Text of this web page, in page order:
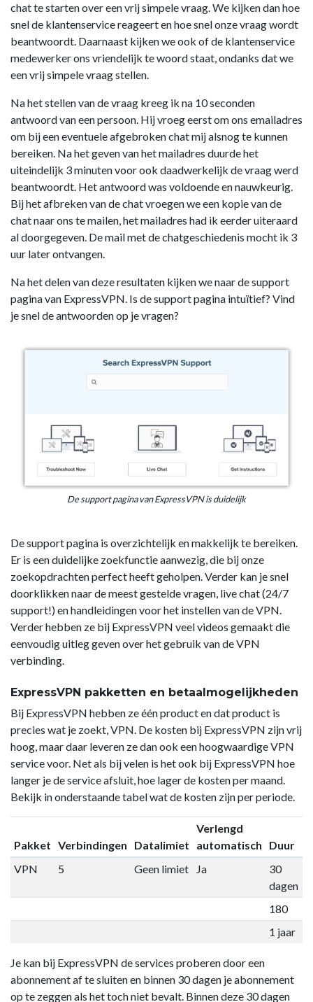
chat te starten over een vrij simpele vraag. We kijken dan hoe
snel de klantenservice reageert en hoe snel onze vraag wordt
beantwoordt. Daarnaast kijken we ook of de klantenservice
medewerker ons vriendelijk te woord staat, ondanks dat we
een vrij simpele vraag stellen.
Na het stellen van de vraag kreeg ik na 10 seconden
antwoord van een persoon. Hij vroeg eerst om ons emailadres
om bij een eventuele afgebroken chat mij alsnog te kunnen
bereiken. Na het geven van het mailadres duurde het
uiteindelijk 3 minuten voor ook daadwerkelijk de vraag werd
beantwoordt. Het antwoord was voldoende en nauwkeurig.
Bij het afbreken van de chat vroegen we een kopie van de
chat naar ons te mailen, het mailadres had ik eerder uiteraard
al doorgegeven. De mail met de chatgeschiedenis mocht ik 3
uur later ontvangen.
Na het delen van deze resultaten kijken we naar de support
pagina van ExpressVPN. Is de support pagina intuïtief? Vind
je snel de antwoorden op je vragen?
De support pagina van ExpressVPN is duidelijk
De support pagina is overzichtelijk en makkelijk te bereiken.
Er is een duidelijke zoekfunctie aanwezig, die bij onze
zoekopdrachten perfect heeft geholpen. Verder kan je snel
doorklikken naar de meest gestelde vragen, live chat (24/7
support!) en handleidingen voor het instellen van de VPN.
Verder hebben ze bij ExpressVPN veel videos gemaakt die
eenvoudig uitleg geven over het gebruik van de VPN
verbinding.
ExpressVPN pakketten en betaalmogelijkheden
Bij ExpressVPN hebben ze één product en dat product is
precies wat je zoekt, VPN. De kosten bij ExpressVPN zijn vrij
hoog, maar daar leveren ze dan ook een hoogwaardige VPN
service voor. Net als bij velen is het ook bij ExpressVPN hoe
langer je de service afsluit, hoe lager de kosten per maand.
Bekijk in onderstaande tabel wat de kosten zijn per periode.
Pakket Verbindingen Datalimiet
Verlengd
automatisch
Duur
VPN
5 Geen limiet Ja
30
dagen
180
1 jaar
Je kan bij ExpressVPN de services proberen door een
abonnement af te sluiten en binnen 30 dagen je abonnement
op te zeggen als het toch niet bevalt. Binnen deze 30 dagen